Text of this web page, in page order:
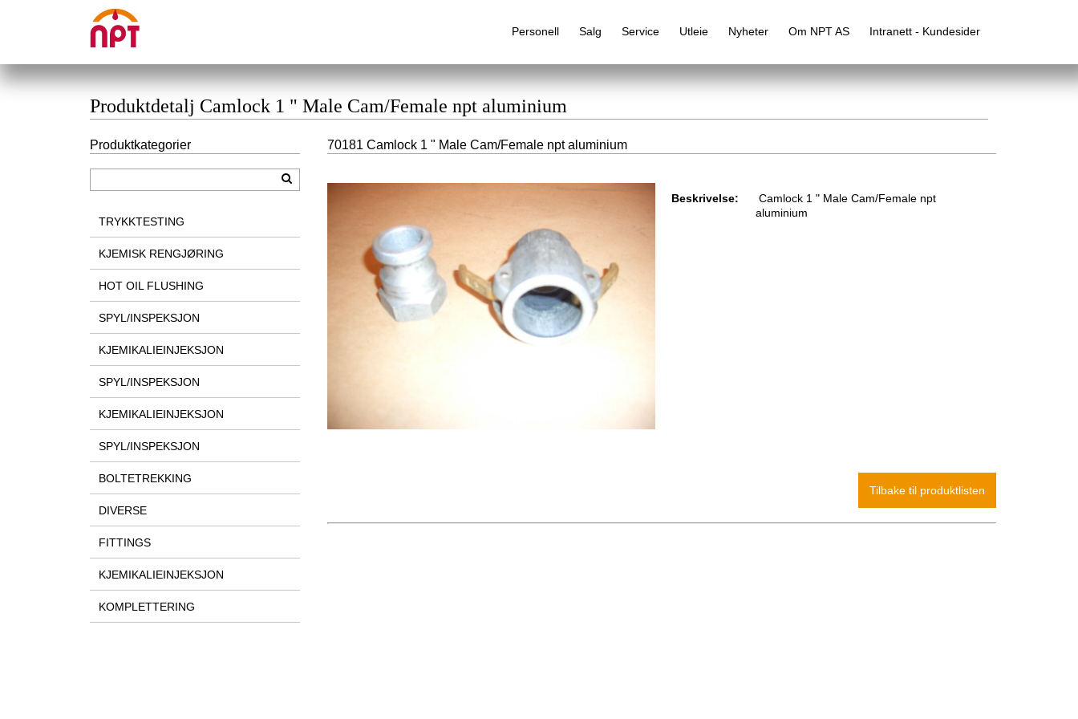
Personell Salg Service Utleie
Alfabetisk produktregister
Nyheter Om NPT AS Intranett - Kundesider
Produktdetalj Camlock 1 " Male Cam/Female npt aluminium
70181 Camlock 1 " Male Cam/Female npt aluminium
Beskrivelse:
Camlock 1 " Male Cam/Female npt
aluminium
Produktkategorier
TRYKKTESTING
KJEMISK RENGJØRING
HOT OIL FLUSHING
SPYL/INSPEKSJON
KJEMIKALIEINJEKSJON
SPYL/INSPEKSJON
KJEMIKALIEINJEKSJON
SPYL/INSPEKSJON
BOLTETREKKING
DIVERSE
FITTINGS
KJEMIKALIEINJEKSJON
KOMPLETTERING